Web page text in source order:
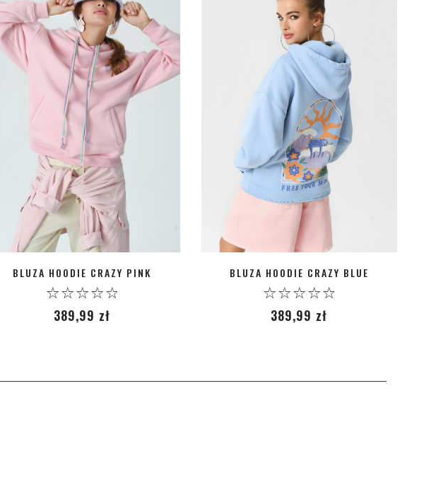
BLUZA HOODIE CRAZY PINK
out389,99 zł
BLUZA HOODIE CRAZY BLUE
out
389,99 zł